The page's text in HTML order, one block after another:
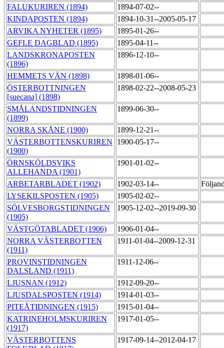
FALUKURIREN (1894)
1894-07-02--
KINDAPOSTEN (1894)
1894-10-31--2005-05-17
ARVIKA NYHETER (1895)
1895-01-26--
GEFLE DAGBLAD (1895)
1895-04-11--
LANDSKRONAPOSTEN
(1896)
1896-12-10--
HEMMETS VÄN (1898)
1898-01-06--
ÖSTERBOTTNINGEN
[suecana] (1898)
1898-02-22--2008-05-23
SMÅLANDSTIDNINGEN
(1899)
1899-06-30--
NORRA SKÅNE (1900)
1899-12-21--
VÄSTERBOTTENSKURIREN
(1900)
1900-05-17--
ÖRNSKÖLDSVIKS
ALLEHANDA (1901)
1901-01-02--
ARBETARBLADET (1902) 1902-03-14--
LYSEKILSPOSTEN (1905)
1905-02-02--
SÖLVESBORGSTIDNINGEN
(1905)
1905-12-02--2019-09-30
VÄSTGÖTABLADET (1906)
1906-01-04--
NORRA VÄSTERBOTTEN
(1911)
1911-01-04--2009-12-31
PROVINSTIDNINGEN
DALSLAND (1911)
1911-12-06--
LJUSNAN (1912)
1912-09-20--
LJUSDALSPOSTEN (1914)
1914-01-03--
PITEÅTIDNINGEN (1915)
1915-01-04--
KATRINEHOLMSKURIREN
(1917)
1917-01-05--
VÄSTERBOTTENS
1917-09-14--2012-04-17